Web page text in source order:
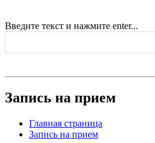
Введите текст и нажмите enter...
Запись на прием
Главная страница
Запись на прием